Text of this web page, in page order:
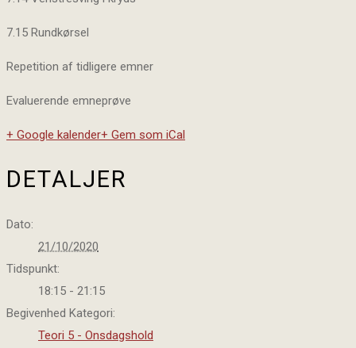
7.15 Rundkørsel
Repetition af tidligere emner
Evaluerende emneprøve
+ Google kalender+ Gem som iCal
DETALJER
Dato:
21/10/2020
Tidspunkt:
18:15 - 21:15
Begivenhed Kategori:
Teori 5 - Onsdagshold